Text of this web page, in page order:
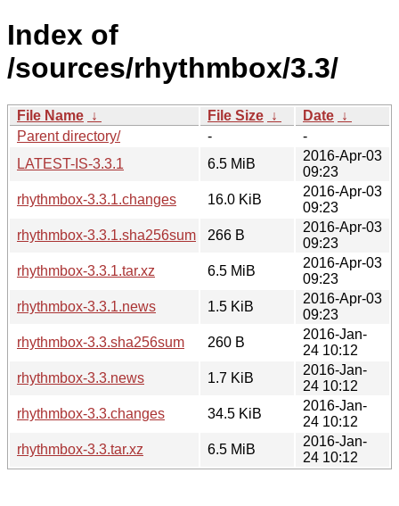
Index of
/sources/rhythmbox/3.3/
File Name ↓ File Size ↓ Date ↓
Parent directory/
-
-
LATEST-IS-3.3.1
6.5 MiB
2016-Apr-03
09:23
rhythmbox-3.3.1.changes
16.0 KiB
2016-Apr-03
09:23
rhythmbox-3.3.1.sha256sum
266 B
2016-Apr-03
09:23
rhythmbox-3.3.1.tar.xz
6.5 MiB
2016-Apr-03
09:23
rhythmbox-3.3.1.news
1.5 KiB
2016-Apr-03
09:23
rhythmbox-3.3.sha256sum
260 B
2016-Jan-
24 10:12
rhythmbox-3.3.news
1.7 KiB
2016-Jan-
24 10:12
rhythmbox-3.3.changes
34.5 KiB
2016-Jan-
24 10:12
rhythmbox-3.3.tar.xz
6.5 MiB
2016-Jan-
24 10:12